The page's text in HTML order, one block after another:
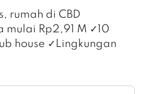
rumah di CBD
Rp2,91 M ✓10
house ✓Lingkungan